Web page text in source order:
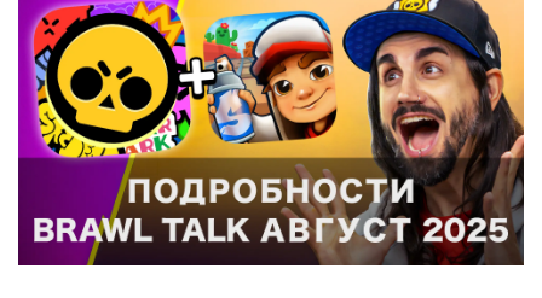
Статьи
Terms & Conditions
Наш ФОРУМ
Gallery